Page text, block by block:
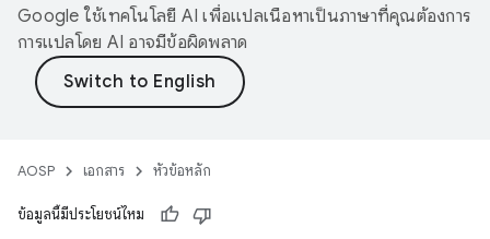
Google ใช้เทคโนโลยี AI เพื่อแปลเนื้อหาเป็นภาษาที่คุณต้องการ
การแปลโดย AI อาจมีข้อผิดพลาด
AOSP เอกสาร หัวข้อหลัก
ข้อมูลนี้มีประโยชน์ไหม